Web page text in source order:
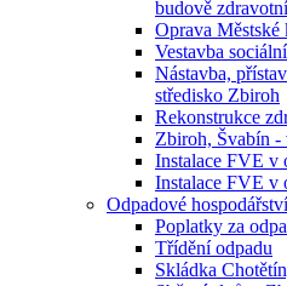
budově
Oprava
Vestavba
Nástavba,
středisko Zbiroh
Rekonstrukce
Zbiroh, Švabín -
Instalace FVE v
Instalace FVE v
Odpadové hospodářství
Poplatky za
Třídění odpadu
Skládka